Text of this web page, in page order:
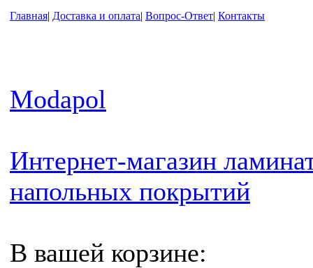
Главная| Доставка и оплата| Вопрос-Ответ| Контакты
Modapol
Интернет-магазин
напольных покрытий
В вашей корзине: